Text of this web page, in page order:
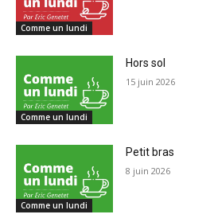
Comme un lundi
Comme un lundi
Hors sol
15 juin 2026
Comme un lundi
Petit bras
8 juin 2026